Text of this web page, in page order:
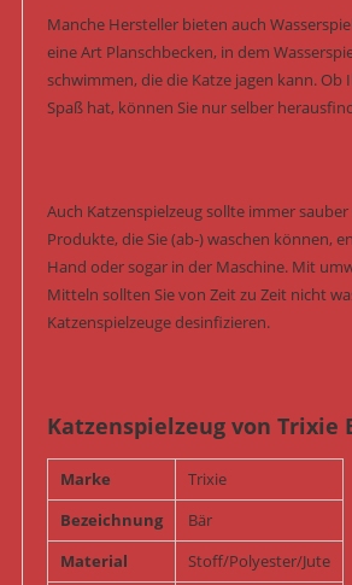
Manche Hersteller bieten auch
eine Art Planschbecken, in dem
schwimmen, die die Katze jagen kann. Ob
Spaß hat, können Sie nur selber
Auch Katzenspielzeug sollte immer sauber
Produkte, die Sie (ab-) waschen können,
Hand oder sogar in der Maschine. Mit
Mitteln sollten Sie von Zeit zu Zeit nicht
Katzenspielzeuge desinfizieren.
Katzenspielzeug von Trixie
Marke
Trixie
Bezeichnung
Bär
Material
Stoff/Polyester/Jute